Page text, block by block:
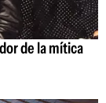
de la mítica